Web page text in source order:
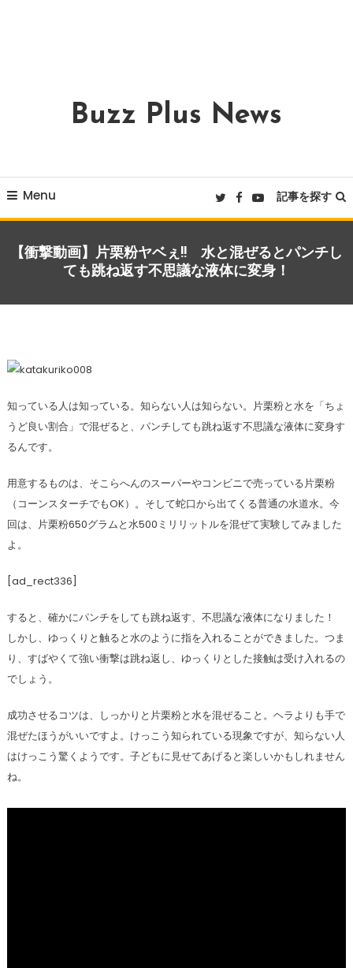
Buzz Plus News
Menu 記事を探す
【衝撃動画】片栗粉ヤベぇ!! 水と混ぜるとパンチし
ても跳ね返す不思議な液体に変身！
実験・検証！
2022年10月5日
anotherwriter
知っている人は知っている。知らない人は知らない。片栗粉と水を「ちょ
うど良い割合」で混ぜると、パンチしても跳ね返す不思議な液体に変身す
るんです。
用意するものは、そこらへんのスーパーやコンビニで売っている片栗粉
（コーンスターチでもOK）。そして蛇口から出てくる普通の水道水。今
回は、片栗粉650グラムと水500ミリリットルを混ぜて実験してみました
よ。
[ad_rect336]
すると、確かにパンチをしても跳ね返す、不思議な液体になりました！
しかし、ゆっくりと触ると水のように指を入れることができました。つま
り、すばやくて強い衝撃は跳ね返し、ゆっくりとした接触は受け入れるの
でしょう。
成功させるコツは、しっかりと片栗粉と水を混ぜること。ヘラよりも手で
混ぜたほうがいいですよ。けっこう知られている現象ですが、知らない人
はけっこう驚くようです。子どもに見せてあげると楽しいかもしれません
ね。